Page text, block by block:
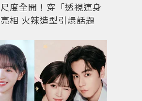
度全開！穿「透視連身
相 火辣造型引爆話題